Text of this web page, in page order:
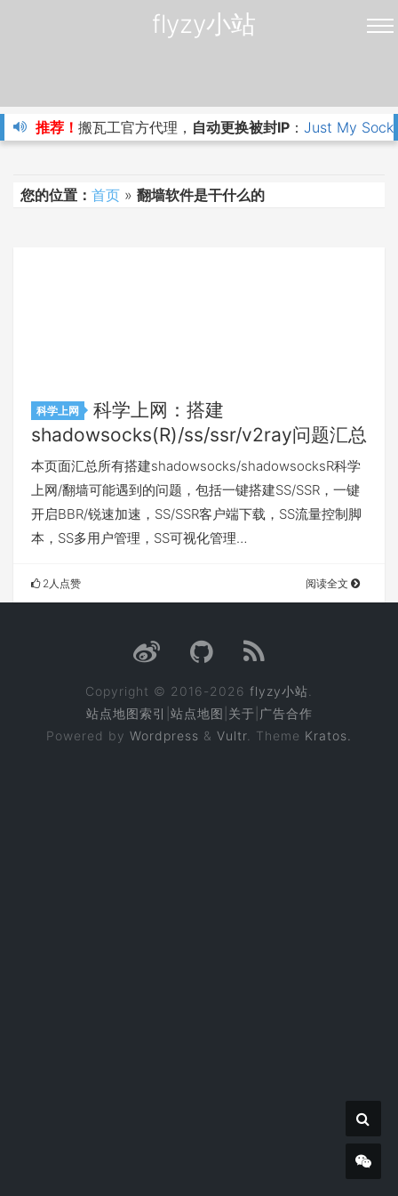
flyzy小站
推荐！ 搬瓦工官方代理， 自动更换被封IP ： Just My
您的位置： 首页 » 翻墙软件是干什么的
科学上网
科学上网：搭建
shadowsocks(R)/ss/ssr/v2ray问题汇总
本页面汇总所有搭建shadowsocks/shadowsocksR科学
上网/翻墙可能遇到的问题，包括一键搭建SS/SSR，一键
开启BBR/锐速加速，SS/SSR客户端下载，SS流量控制脚
本，SS多用户管理，SS可视化管理…
2人点赞 阅读全文
Copyright © 2016-2026 flyzy小站
站点地图索引 站点地图 关于 广告合作
Powered by Wordpress & Vultr . Theme Kratos.